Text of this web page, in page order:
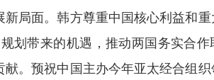
局面。韩方尊重中国核心利益和
划带来的机遇，推动两国务实合作
。预祝中国主办今年亚太经合组织